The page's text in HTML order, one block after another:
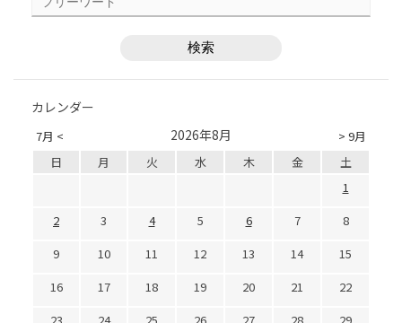
カレンダー
7月 < > 9月
2026年8月
日 月 火 水 木 金
土
1
2
3 4 5 6 7
8
9
10 11 12 13 14
15
16
17 18 19 20 21
22